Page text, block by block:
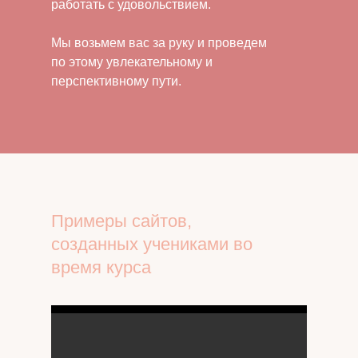
работать с удовольствием.
Мы возьмем вас за руку и проведем
по этому увлекательному и
перспективному пути.
Примеры сайтов,
созданных учениками во
время курса